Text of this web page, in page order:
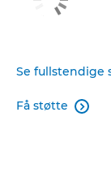
Se fullstendige
Få støtte 